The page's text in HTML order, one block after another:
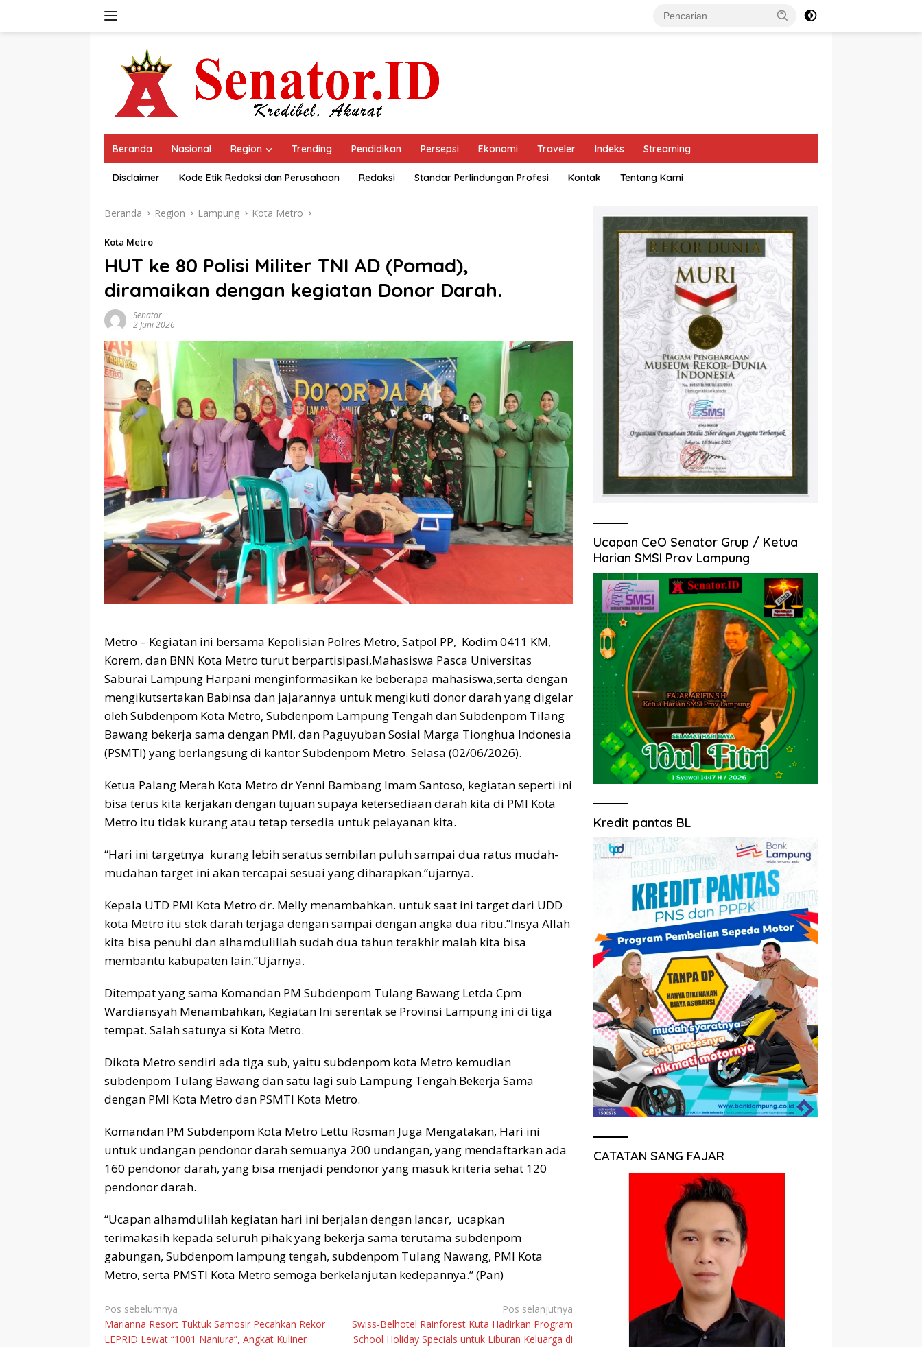
Beranda Nasional Region Trending Pendidikan Persepsi Ekonomi Traveler Indeks Streaming
Disclaimer Kode Etik Redaksi dan Perusahaan Redaksi Standar Perlindungan Profesi Kontak Tentang Kami
Beranda Region Lampung Kota Metro
Kota Metro
HUT ke 80 Polisi Militer TNI AD (Pomad),
diramaikan dengan kegiatan Donor Darah.
Senator
2 Juni 2026
Metro – Kegiatan ini bersama Kepolisian Polres Metro, Satpol PP, Kodim 0411 KM,
Korem, dan BNN Kota Metro turut berpartisipasi,Mahasiswa Pasca Universitas
Saburai Lampung Harpani menginformasikan ke beberapa mahasiswa,serta dengan
mengikutsertakan Babinsa dan jajarannya untuk mengikuti donor darah yang digelar
oleh Subdenpom Kota Metro, Subdenpom Lampung Tengah dan Subdenpom Tilang
Bawang bekerja sama dengan PMI, dan Paguyuban Sosial Marga Tionghua Indonesia
(PSMTI) yang berlangsung di kantor Subdenpom Metro. Selasa (02/06/2026).
Ketua Palang Merah Kota Metro dr Yenni Bambang Imam Santoso, kegiatan seperti ini
bisa terus kita kerjakan dengan tujuan supaya ketersediaan darah kita di PMI Kota
Metro itu tidak kurang atau tetap tersedia untuk pelayanan kita.
“Hari ini targetnya kurang lebih seratus sembilan puluh sampai dua ratus mudah-
mudahan target ini akan tercapai sesuai yang diharapkan.”ujarnya.
Kepala UTD PMI Kota Metro dr. Melly menambahkan. untuk saat ini target dari UDD
kota Metro itu stok darah terjaga dengan sampai dengan angka dua ribu.”Insya Allah
kita bisa penuhi dan alhamdulillah sudah dua tahun terakhir malah kita bisa
membantu kabupaten lain.”Ujarnya.
Ditempat yang sama Komandan PM Subdenpom Tulang Bawang Letda Cpm
Wardiansyah Menambahkan, Kegiatan Ini serentak se Provinsi Lampung ini di tiga
tempat. Salah satunya si Kota Metro.
Dikota Metro sendiri ada tiga sub, yaitu subdenpom kota Metro kemudian
subdenpom Tulang Bawang dan satu lagi sub Lampung Tengah.Bekerja Sama
dengan PMI Kota Metro dan PSMTI Kota Metro.
Komandan PM Subdenpom Kota Metro Lettu Rosman Juga Mengatakan, Hari ini
untuk undangan pendonor darah semuanya 200 undangan, yang mendaftarkan ada
160 pendonor darah, yang bisa menjadi pendonor yang masuk kriteria sehat 120
pendonor darah.
“Ucapan alhamdulilah kegiatan hari ini berjalan dengan lancar, ucapkan
terimakasih kepada seluruh pihak yang bekerja sama terutama subdenpom
gabungan, Subdenpom lampung tengah, subdenpom Tulang Nawang, PMI Kota
Metro, serta PMSTI Kota Metro semoga berkelanjutan kedepannya.” (Pan)
Navigasi
pos
Pos sebelumnya
Marianna Resort Tuktuk Samosir Pecahkan Rekor
LEPRID Lewat “1001 Naniura”, Angkat Kuliner
Pos selanjutnya
Swiss-Belhotel Rainforest Kuta Hadirkan Program
School Holiday Specials untuk Liburan Keluarga di
Ucapan CeO Senator Grup / Ketua
Harian SMSI Prov Lampung
Kredit pantas BL
CATATAN SANG FAJAR